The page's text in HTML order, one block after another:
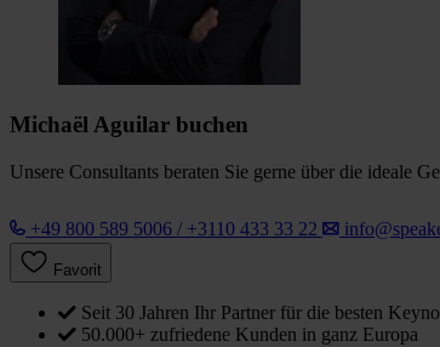
Michaël Aguilar buchen
Unsere Consultants beraten Sie gerne über die ideale
+49 800 589 5006 / +3110 433 33 22
Favorit
Seit 30 Jahren Ihr Partner für die besten
50.000+ zufriedene Kunden in ganz Europa